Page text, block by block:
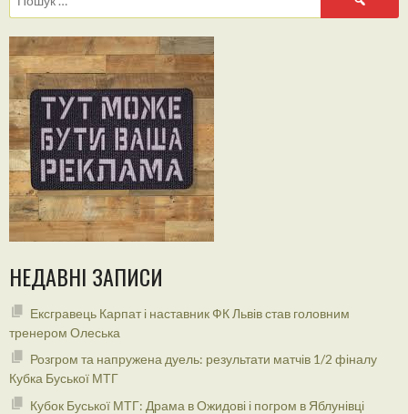
НЕДАВНІ ЗАПИСИ
Ексгравець Карпат і наставник ФК Львів став головним
тренером Олеська
Розгром та напружена дуель: результати матчів 1/2 фіналу
Кубка Буської МТГ
Кубок Буської МТГ: Драма в Ожидові і погром в Яблунівці